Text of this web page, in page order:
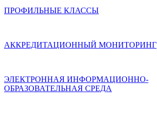
ПРОФИЛЬНЫЕ КЛАССЫ
АККРЕДИТАЦИОННЫЙ МОНИТОРИНГ
ЭЛЕКТРОННАЯ ИНФОРМАЦИОННО-
ОБРАЗОВАТЕЛЬНАЯ СРЕДА